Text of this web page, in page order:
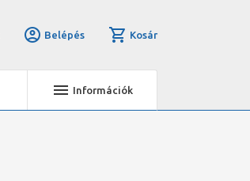
Belépés Kosár
Információk